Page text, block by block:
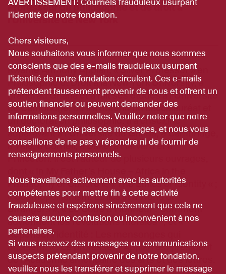
Professeur de philosophie et de droit à
l'Université de New York
Kwame Anthony Appiah, « Silver Professor » en
Philosophie et Droit à la New York University, a
grandi au Ghana et a fait ses études à l’Université
de Cambridge, où il a obtenu un baccalauréat et
un doctorat en philosophie. Il a enseigné
auparavant à l’Université du Ghana, à Cambridge,
à Yale, à Cornell, à Duke, à Harvard et à
Princeton. Il est l’auteur de plusieurs ouvrages,
Philosophy of Culture «; « The Ethics of Identity « ;
« Cosmopolitanism: Ethics in a World of
Strangers », « Le Code d’Honneur : Comment
adviennent les révolutions morales” , et «
Repenser l’identité : Les mensonges qui
unissent. « . Le professeur Appiah est président
de l’Académie américaine des arts et des lettres.
AVERTISSEMENT: Courriels frauduleux usurpant
l’identité de notre fondation.
Chers visiteurs,
Nous souhaitons vous informer que nous sommes
conscients que des e-mails frauduleux usurpant
l’identité de notre fondation circulent. Ces e-mails
prétendent faussement provenir de nous et offrent un
soutien financier ou peuvent demander des
informations personnelles. Veuillez noter que notre
fondation n’envoie pas ces messages, et nous vous
conseillons de ne pas y répondre ni de fournir de
renseignements personnels.
Nous travaillons activement avec les autorités
compétentes pour mettre fin à cette activité
frauduleuse et espérons sincèrement que cela ne
causera aucune confusion ou inconvénient à nos
partenaires.
Si vous recevez des messages ou communications
suspects prétendant provenir de notre fondation,
veuillez nous les transférer et supprimer le message